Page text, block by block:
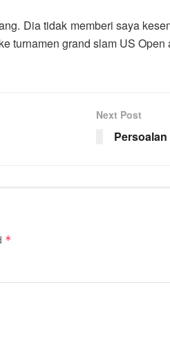
Dia tidak memberi saya
turnamen grand slam US
Next Post
*